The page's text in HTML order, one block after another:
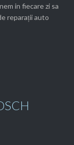
in fiecare zi sa
reparații auto